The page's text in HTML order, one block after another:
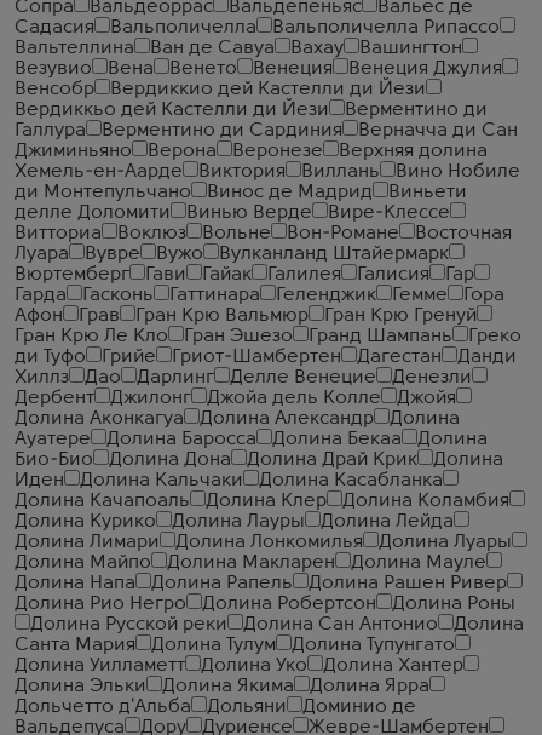
Сопра
Вальдеоррас Вальдепеньяс
Вальес де
Садасия
Вальполичелла
Вальполичелла Рипассо
Вальтеллина
Ван де Савуа Вахау
Вашингтон
Везувио
Вена Венето Венеция
Венеция Джулия
Венсобр
Вердиккио дей Кастелли ди Йези
Вердиккьо дей Кастелли ди Йези
Верментино ди
Галлура
Верментино ди Сардиния
Верначча ди Сан
Джиминьяно
Верона Веронезе
Верхняя долина
Хемель-ен-Аарде
Виктория Виллань
Вино Нобиле
ди Монтепульчано
Винос де Мадрид
Виньети
делле Доломити
Винью Верде
Вире-Клессе
Витториа
Воклюз Вольне Вон-Романе
Восточная
Луара
Вувре Вужо
Вулканланд Штайермарк
Вюртемберг
Гави Гайак Галилея Галисия
Гар
Гарда
Гасконь Гаттинара Геленджик Гемме
Гора
Афон
Грав Гран Крю Вальмюр
Гран Крю Гренуй
Гран Крю Ле Кло
Гран Эшезо Гранд Шампань
Греко
ди Туфо
Грийе Гриот-Шамбертен Дагестан
Данди
Хиллз
Дао Дарлинг Делле Венецие
Денезли
Дербент
Джилонг Джойа дель Колле
Джойя
Долина Аконкагуа
Долина Александр
Долина
Ауатере
Долина Баросса Долина Бекаа
Долина
Био-Био
Долина Дона Долина Драй Крик
Долина
Иден
Долина Кальчаки
Долина Касабланка
Долина Качапоаль
Долина Клер
Долина Коламбия
Долина Курико
Долина Лауры
Долина Лейда
Долина Лимари
Долина Лонкомилья
Долина Луары
Долина Майпо
Долина Макларен
Долина Мауле
Долина Напа
Долина Рапель
Долина Рашен Ривер
Долина Рио Негро
Долина Робертсон
Долина Роны
Долина Русской реки
Долина Сан Антонио
Долина
Санта Мария
Долина Тулум
Долина Тупунгато
Долина Уилламетт
Долина Уко
Долина Хантер
Долина Эльки
Долина Якима
Долина Ярра
Дольчетто д'Альба
Дольяни
Доминио де
Вальдепуса
Дору Дуриенсе
Жевре-Шамбертен